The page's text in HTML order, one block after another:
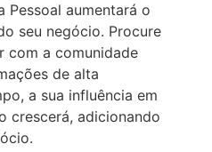
Pessoal aumentará o
seu negócio. Procure
com a comunidade
de alta
a sua influência em
crescerá, adicionando